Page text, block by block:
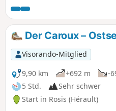
Caroux. Auf dieser
Zeugnisse menschlicher
zu sehen: die ehemaligen
Sie den Sécadou erreichen
getrocknet wurden).
Der Caroux –
Visorando-Mitglied
9,90 km
+692 m
-
5 Std.
Sehr schwer
Start in Rosis (Hérault)